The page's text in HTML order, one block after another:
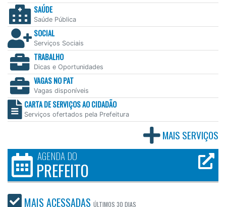
SAÚDE
Saúde Pública
SOCIAL
Serviços Sociais
TRABALHO
Dicas e Oportunidades
VAGAS NO PAT
Vagas disponíveis
CARTA DE SERVIÇOS AO CIDADÃO
Serviços ofertados pela Prefeitura
MAIS SERVIÇOS
AGENDA DO
PREFEITO
MAIS ACESSADAS ÚLTIMOS 30 DIAS